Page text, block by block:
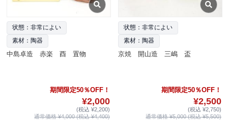
状態：非常によい
素材：陶器
中島卓造 赤楽 酉 置物
期間限定50％OFF！
¥2,000
(税込 ¥2,200)
通常価格 ¥4,000 (税込 ¥4,400)
状態：非常によい
素材：陶器
京焼 開山造 三嶋 盃
期間限定50％OFF！
¥2,500
(税込 ¥2,750)
通常価格 ¥5,000 (税込 ¥5,500)